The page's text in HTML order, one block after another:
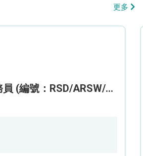
更多
助理復康服務員 (編號：RSD/ARSW/CTE)